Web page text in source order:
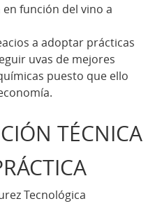
función del vino a
a adoptar prácticas
uvas de mejores
puesto que ello
TÉCNICA
Tecnológica